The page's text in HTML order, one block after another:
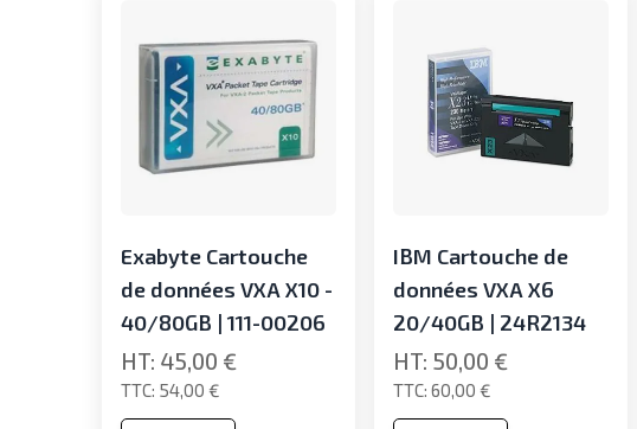
Exabyte Cartouche
de données VXA X10 -
40/80GB | 111-00206
54,00 €
45,00 €
IBM Cartouche de
données VXA X6
20/40GB | 24R2134
60,00 €
50,00 €